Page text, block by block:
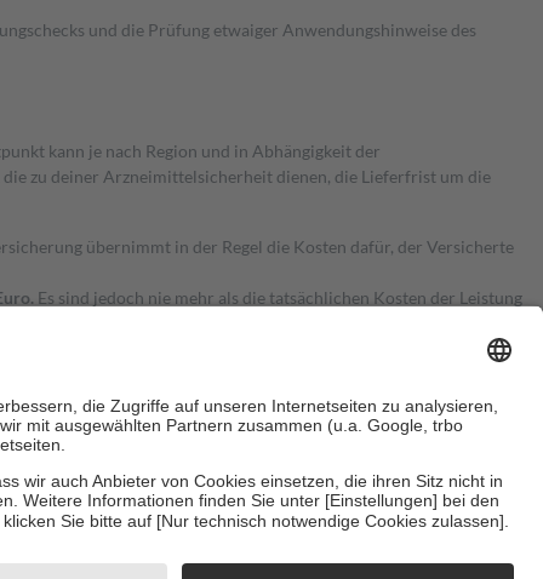
und die Prüfung etwaiger Anwendungshinweise des
kann je nach Region und in Abhängigkeit der
zu deiner Arzneimittelsicherheit dienen, die Lieferfrist um die
übernimmt in der Regel die Kosten dafür, der Versicherte
Es sind jedoch nie mehr als die tatsächlichen Kosten der Leistung
Zuzahlungen an bei: